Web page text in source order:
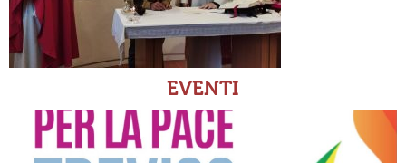
EVENTI